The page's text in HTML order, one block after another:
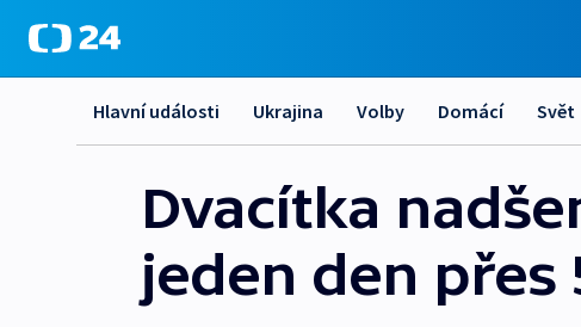
Hlavní události Ukrajina Volby Domácí Svět
Dvacítka
jeden den přes